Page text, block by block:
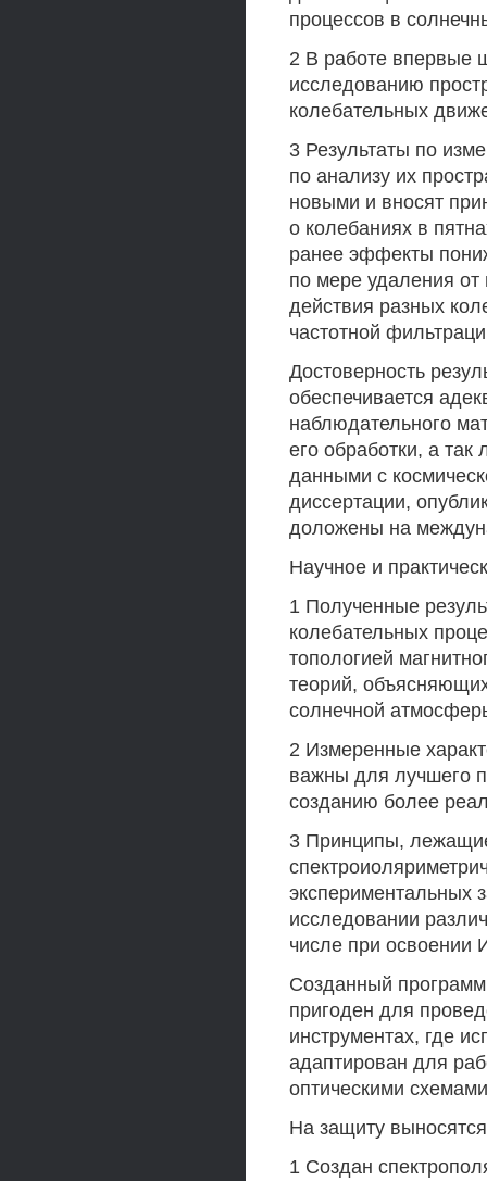
процессов в
2 В работе впервые
исследованию
колебательных
3 Результаты по
по анализу их
новыми и вносят
о колебаниях в
ранее эффекты
по мере удаления от
действия разных
частотной
Достоверность
обеспечивается
наблюдательного
его обработки, а
данными с
диссертации,
доложены на
Научное и
1 Полученные
колебательных
топологией
теорий,
солнечной
2 Измеренные
важны для лучшего
созданию более
3 Принципы,
экспериментальных
исследовании
числе при освоении
Созданный
пригоден для
инструментах, где
адаптирован для
оптическими схемами
На защиту
1 Создан